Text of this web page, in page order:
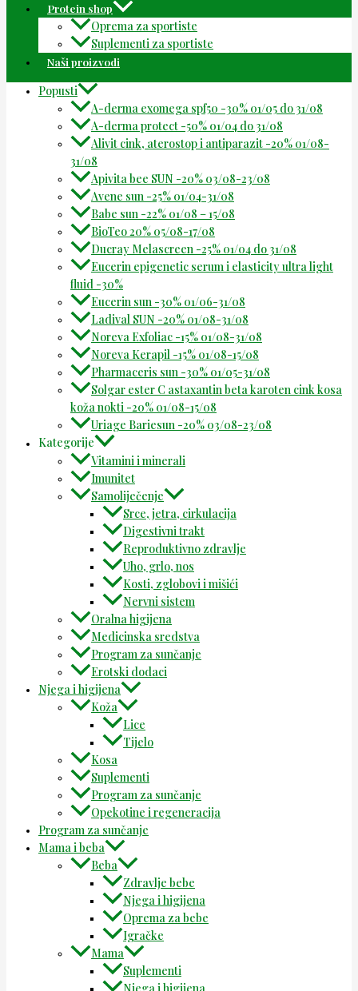
Protein shop
Oprema za sportiste
Suplementi za sportiste
Naši proizvodi
Popusti
A-derma exomega spf50 -30% 01/05 do 31/08
A-derma protect -50% 01/04 do 31/08
Alivit cink, aterostop i antiparazit -20% 01/08-
31/08
Apivita bee SUN -20% 03/08-23/08
Avene sun -25% 01/04-31/08
Babe sun -22% 01/08 – 15/08
BioTeo 20% 05/08-17/08
Ducray Melascreen -25% 01/04 do 31/08
Eucerin epigenetic serum i elasticity ultra light
fluid -30%
Eucerin sun -30% 01/06-31/08
Ladival SUN -20% 01/08-31/08
Noreva Exfoliac -15% 01/08-31/08
Noreva Kerapil -15% 01/08-15/08
Pharmaceris sun -30% 01/05-31/08
Solgar ester C astaxantin beta karoten cink kosa
koža nokti -20% 01/08-15/08
Uriage Bariesun -20% 03/08-23/08
Kategorije
Vitamini i minerali
Imunitet
Samoliječenje
Srce, jetra, cirkulacija
Digestivni trakt
Reproduktivno zdravlje
Uho, grlo, nos
Kosti, zglobovi i mišići
Nervni sistem
Oralna higijena
Medicinska sredstva
Program za sunčanje
Erotski dodaci
Njega i higijena
Koža
Lice
Tijelo
Kosa
Suplementi
Program za sunčanje
Opekotine i regeneracija
Program za sunčanje
Mama i beba
Beba
Zdravlje bebe
Njega i higijena
Oprema za bebe
Igračke
Mama
Suplementi